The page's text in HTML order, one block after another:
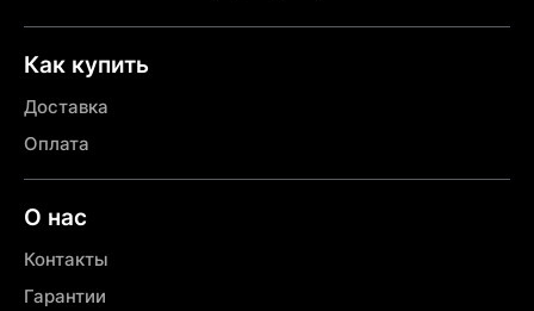
Как купить
Доставка
Оплата
О нас
Контакты
Гарантии